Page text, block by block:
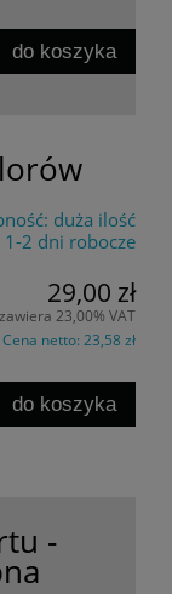
do koszyka
duża ilość
1-2 dni robocze
29,00 zł
23,00% VAT
Cena netto: 23,58 zł
do koszyka
-